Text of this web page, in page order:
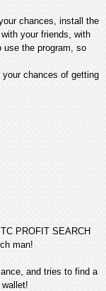
chances, install the
your friends, with
the program, so
your chances of getting
PROFIT SEARCH
man!
and tries to find a